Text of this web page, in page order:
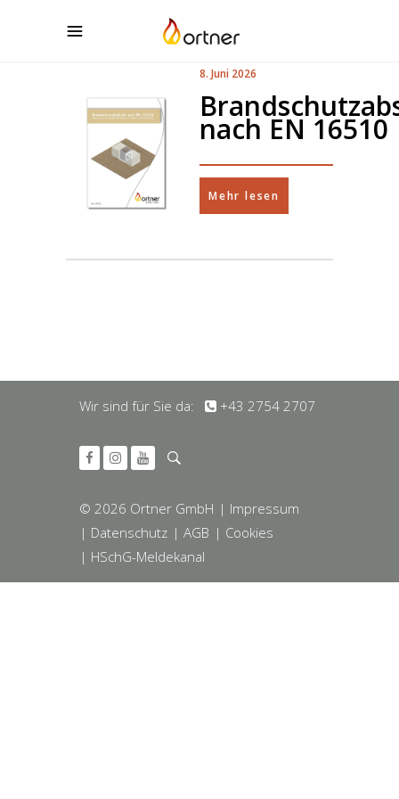
8. Juni 2026
nach EN 16510
Mehr lesen
Wir sind für Sie da: +43 2754 2707
© 2026 Ortner GmbH | Impressum
| Datenschutz | AGB | Cookies
| HSchG-Meldekanal